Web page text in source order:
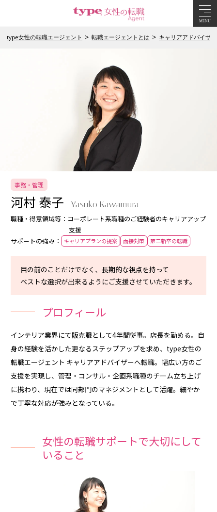
MENU
type女性の転職エージェント 転職エージェントとは キャリアアドバイザ
事務・管理
河村 泰子 Yasuko Kawamura
職種・得意領域等：コーポレート系職種のご経験者のキャリアアップ
支援
サポートの強み：
キャリアプランの提案 面接対策 第二新卒の転職
目の前のことだけでなく、長期的な視点を持って
ベストな選択が出来るようにご支援させていただきます。
プロフィール
インテリア業界にて販売職として4年間従事。店長を勤める。自
身の経験を活かした更なるステップアップを求め、type女性の
転職エージェント キャリアアドバイザーへ転職。幅広い方のご
支援を実現し、管理・コンサル・企画系職種のチーム立ち上げ
に携わり、現在では同部門のマネジメントとして活躍。細やか
で丁寧な対応が強みとなっている。
女性の転職サポートで大切にして
いること